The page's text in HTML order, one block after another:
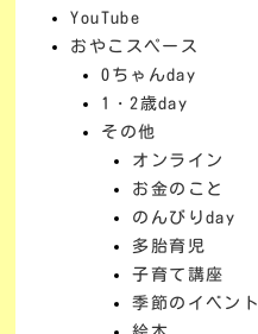
YouTube
おやこスペース
0ちゃんday
1・2歳day
その他
オンライン
お金のこと
のんびりday
多胎育児
子育て講座
季節のイベント